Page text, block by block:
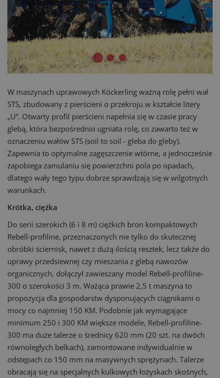
W maszynach uprawowych Köckerling ważną rolę pełni wał
STS, zbudowany z pierścieni o przekroju w kształcie litery
„U”. Otwarty profil pierścieni napełnia się w czasie pracy
glebą, która bezpośrednio ugniata rolę, co zawarto też w
oznaczeniu wałów STS (soil to soil - gleba do gleby).
Zapewnia to optymalne zagęszczenie wtórne, a jednocześnie
zapobiega zamulaniu się powierzchni pola po opadach,
dlatego wały tego typu dobrze sprawdzają się w wilgotnych
warunkach.
Krótka, ciężka
Do serii szerokich (6 i 8 m) ciężkich bron kompaktowych
Rebell-profiline, przeznaczonych nie tylko do skutecznej
obróbki ściernisk, nawet z dużą ilością resztek, lecz także do
uprawy przedsiewnej czy mieszania z glebą nawozów
organicznych, dołączył zawieszany model Rebell-profiline-
300 o szerokości 3 m. Ważąca prawie 2,5 t maszyna to
propozycja dla gospodarstw dysponujących ciągnikami o
mocy co najmniej 150 KM. Podobnie jak wymagające
minimum 250 i 300 KM większe modele, Rebell-profiline-
300 ma duże talerze o średnicy 620 mm (20 szt. na dwóch
równoległych belkach), zamontowane indywidualnie w
odstępach co 150 mm na masywnych sprężynach. Talerze
obracają się na specjalnych kulkowych łożyskach skośnych,